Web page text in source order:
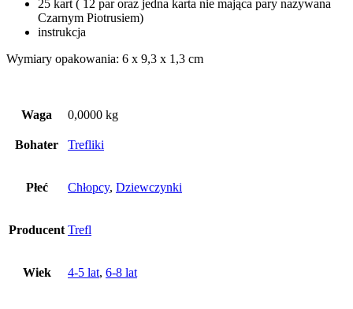
25 kart ( 12 par oraz jedna karta nie mająca pary nazywana
Czarnym Piotrusiem)
instrukcja
Wymiary opakowania: 6 x 9,3 x 1,3 cm
Waga 0,0000 kg
Bohater Trefliki
Płeć Chłopcy, Dziewczynki
Producent Trefl
Wiek 4-5 lat, 6-8 lat